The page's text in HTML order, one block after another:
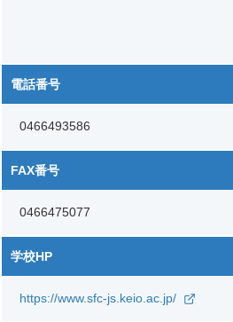
電話番号
0466493586
FAX番号
0466475077
学校HP
https://www.sfc-js.keio.ac.jp/